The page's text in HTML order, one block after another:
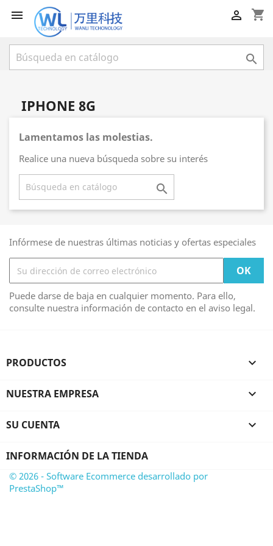
 shopping_cart


IPHONE 8G
Lamentamos las molestias.
Realice una nueva búsqueda sobre su interés

Infórmese de nuestras últimas noticias y ofertas especiales
Puede darse de baja en cualquier momento. Para ello,
consulte nuestra información de contacto en el aviso legal.
PRODUCTOS 
NUESTRA EMPRESA 
SU CUENTA 
INFORMACIÓN DE LA TIENDA
© 2026 - Software Ecommerce desarrollado por
PrestaShop™